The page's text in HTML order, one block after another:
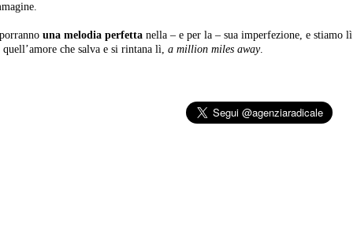
una melodia perfetta nella – e per la – sua imperfezione, e stiamo lì
che salva e si rintana lì, a million miles away.